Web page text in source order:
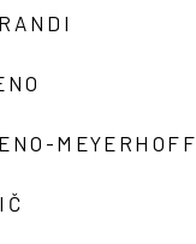
MEYERHOFF